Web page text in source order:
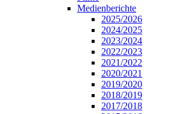
Medienberichte
2025/2026
2024/2025
2023/2024
2022/2023
2021/2022
2020/2021
2019/2020
2018/2019
2017/2018